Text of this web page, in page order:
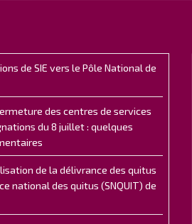
de SIE vers le Pôle National de
des centres de services
du 8 juillet : quelques
de la délivrance des quitus
national des quitus (SNQUIT) de